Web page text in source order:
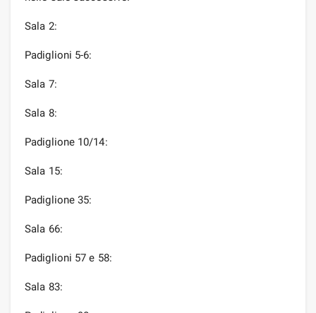
Sala 2:
Padiglioni 5-6:
Sala 7:
Sala 8:
Padiglione 10/14:
Sala 15:
Padiglione 35:
Sala 66:
Padiglioni 57 e 58:
Sala 83: